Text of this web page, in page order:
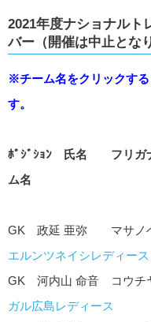
2021年度ナショナルト
バー（開催は中止とな
※チーム名をクリックす
す。
ﾎﾟｼﾞｼｮﾝ 氏名 フ
ム名
GK 政延 亜弥 マサ
エルンツネイシレディース
GK 河内山 命音 コウ
ガル広島レディース